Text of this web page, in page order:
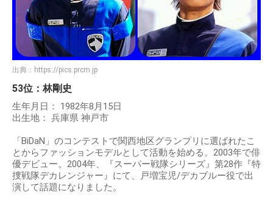
出典： https://pics.prcm.jp
53位：林剛史
生年月日： 1982年8月15日
出生地： 兵庫県 神戸市
「BiDaN」のコンテストで関西地区グランプリに選ばれたこ
とからファッションモデルとして活動を始める。2003年で俳
優デビュー。2004年、『スーパー戦隊シリーズ』第28作『特
捜戦隊デカレンジャー』にて、戸増宝児/デカブルー役で出
演して話題になりました。